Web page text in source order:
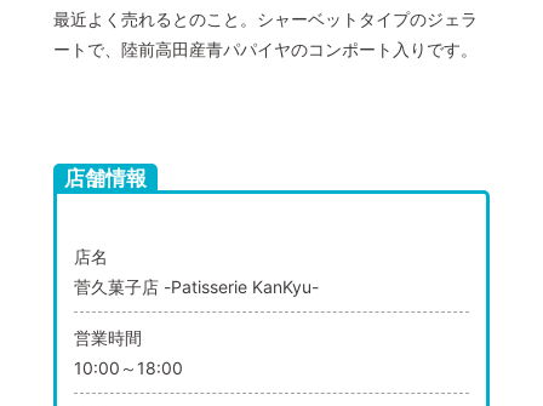
最近よく売れるとのこと。シャーベットタイプのジェラ
ートで、陸前高田産青パパイヤのコンポート入りです。
店舗情報
店名
菅久菓子店 -Patisserie KanKyu-
営業時間
10:00～18:00